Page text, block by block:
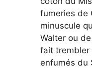
fumeries de
minuscule
Walter ou
fait trembler
enfumés du